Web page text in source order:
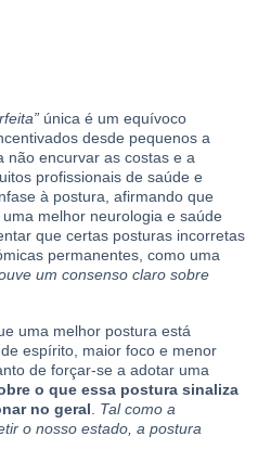
única é um equívoco
desde pequenos a
não encurvar as costas e a
profissionais de saúde e
à postura, afirmando que
melhor neurologia e saúde
que certas posturas incorretas
permanentes, como uma
um consenso claro sobre
uma melhor postura está
espírito, maior foco e menor
de forçar-se a adotar uma
o que essa postura sinaliza
no geral
Tal como a
o nosso estado, a postura